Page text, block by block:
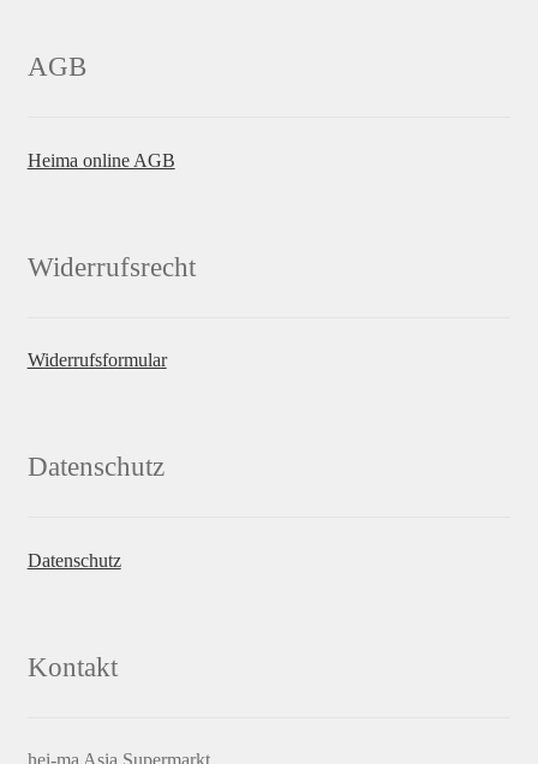
AGB
Heima online AGB
Widerrufsrecht
Widerrufsformular
Datenschutz
Datenschutz
Kontakt